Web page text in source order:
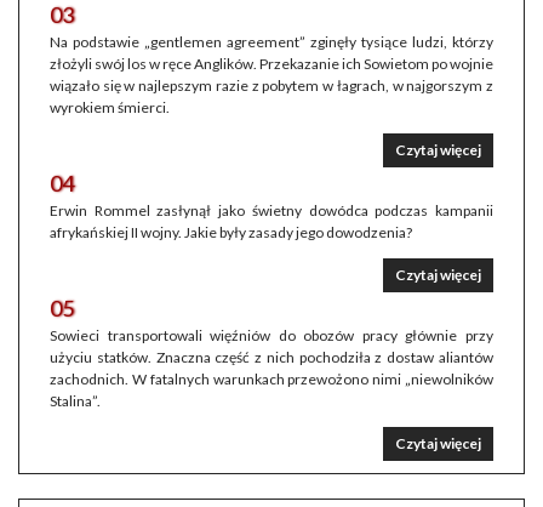
03
Na podstawie „gentlemen agreement” zginęły tysiące ludzi, którzy
złożyli swój los w ręce Anglików. Przekazanie ich Sowietom po wojnie
wiązało się w najlepszym razie z pobytem w łagrach, w najgorszym z
wyrokiem śmierci.
Czytaj więcej
04
Erwin Rommel zasłynął jako świetny dowódca podczas kampanii
afrykańskiej II wojny. Jakie były zasady jego dowodzenia?
Czytaj więcej
05
Sowieci transportowali więźniów do obozów pracy głównie przy
użyciu statków. Znaczna część z nich pochodziła z dostaw aliantów
zachodnich. W fatalnych warunkach przewożono nimi „niewolników
Stalina”.
Czytaj więcej